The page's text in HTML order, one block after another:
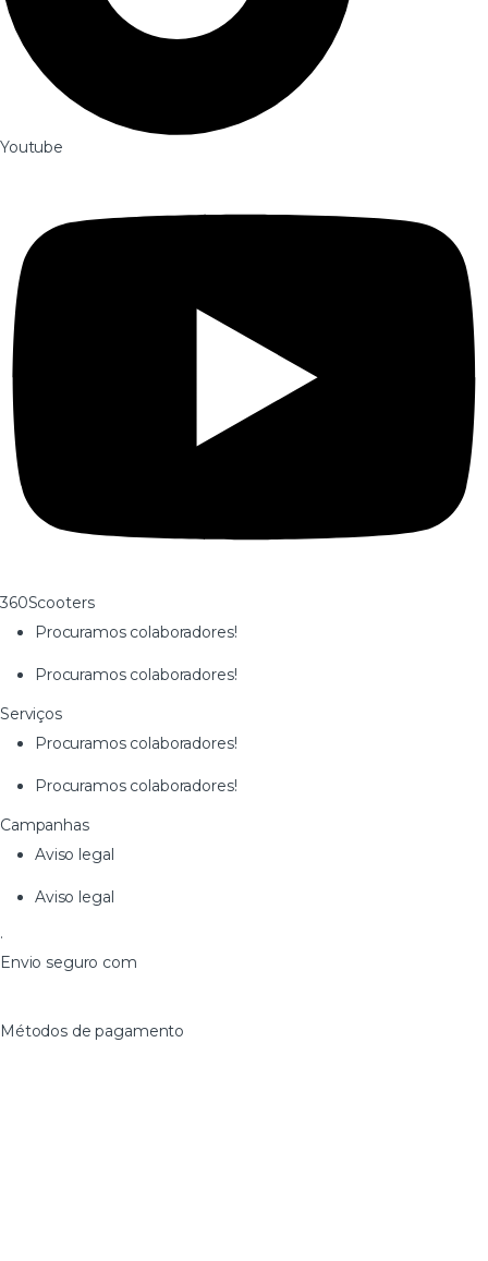
Youtube
360Scooters
Procuramos colaboradores!
Procuramos colaboradores!
Serviços
Procuramos colaboradores!
Procuramos colaboradores!
Campanhas
Aviso legal
Aviso legal
·
Envio seguro com
Métodos de pagamento